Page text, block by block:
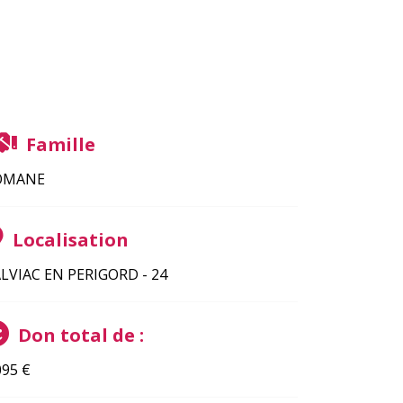
Famille
Localisation
EN PERIGORD - 24
Don total de :
€